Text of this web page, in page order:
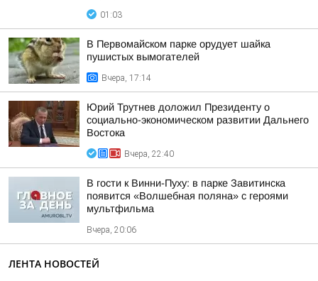
01:03
В Первомайском парке орудует шайка
пушистых вымогателей
Вчера, 17:14
Юрий Трутнев доложил Президенту о
социально-экономическом развитии Дальнего
Востока
Вчера, 22:40
В гости к Винни-Пуху: в парке Завитинска
появится «Волшебная поляна» с героями
мультфильма
Вчера, 20:06
ЛЕНТА НОВОСТЕЙ